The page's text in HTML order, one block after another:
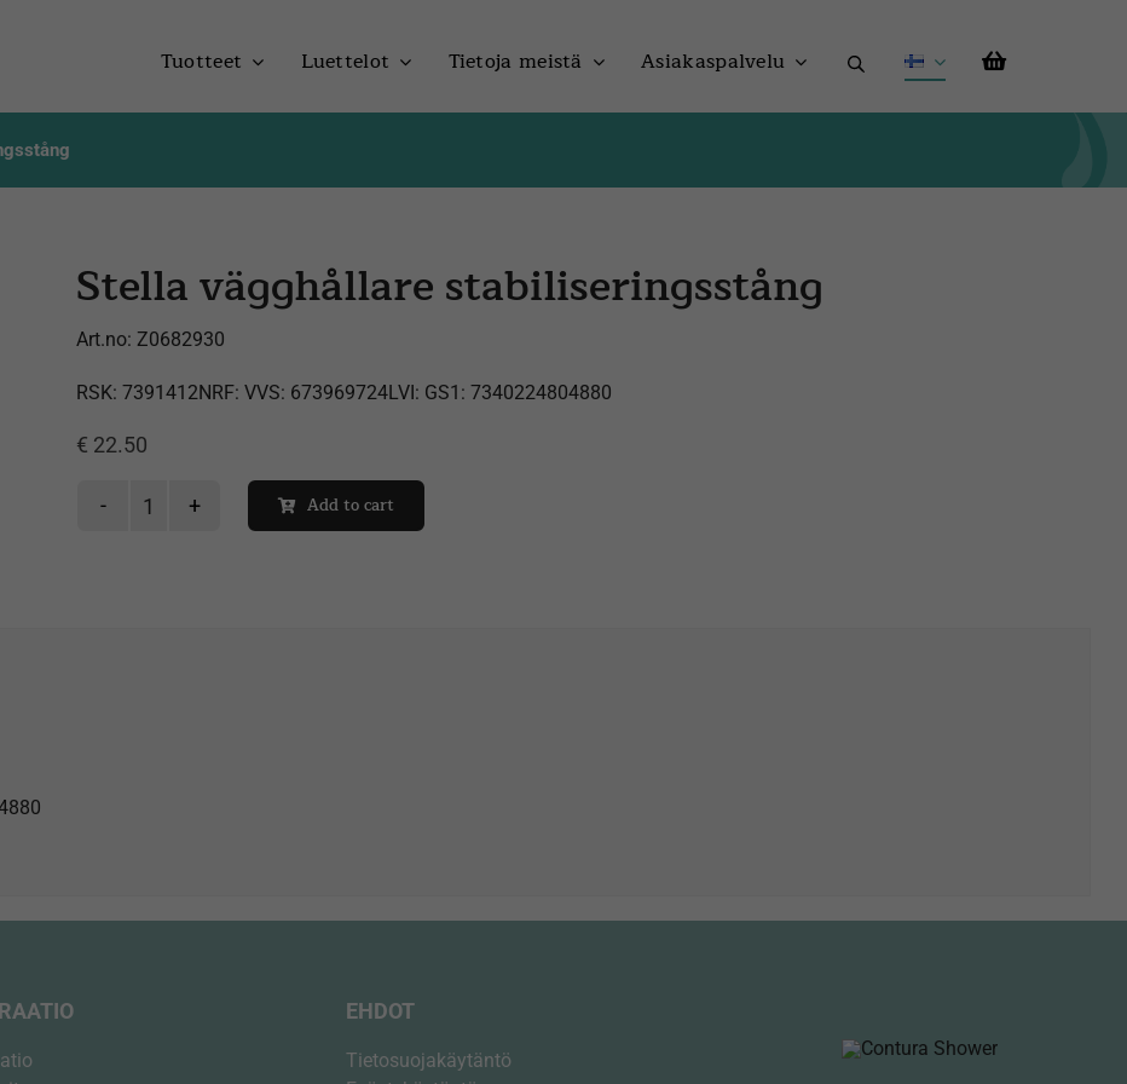
Tuotteet Luettelot Tietoja meistä Asiakaspalvelu
Stella vägghållare stabiliseringsstång
Art.no:Z0682930
RSK: 7391412NRF: VVS: 673969724LVI: GS1: 7340224804880
€ 22.50
Stella
Add to cart
EHDOT
Tietosuojakäytäntö